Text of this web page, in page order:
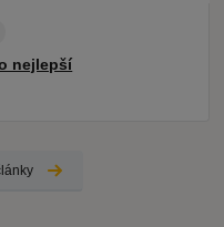
nejlepší